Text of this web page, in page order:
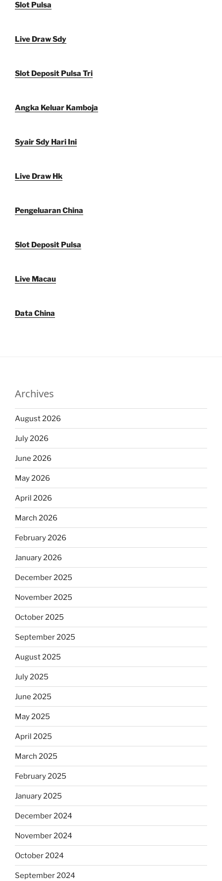
Slot Pulsa
Live Draw Sdy
Slot Deposit Pulsa Tri
Angka Keluar Kamboja
Syair Sdy Hari Ini
Live Draw Hk
Pengeluaran China
Slot Deposit Pulsa
Live Macau
Data China
Archives
August 2026
July 2026
June 2026
May 2026
April 2026
March 2026
February 2026
January 2026
December 2025
November 2025
October 2025
September 2025
August 2025
July 2025
June 2025
May 2025
April 2025
March 2025
February 2025
January 2025
December 2024
November 2024
October 2024
September 2024